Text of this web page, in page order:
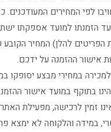
לפי המחירים המעודכנים.
הזמנתו למועד אספקתו
להלן) המחיר הקובע
אישור ההזמנה על ידכם.
במחירי מבצע יסופקו
בתוקף במועד אישור
זמין לרכישה, מפעילת
במידה והלקוחה לא ימצא